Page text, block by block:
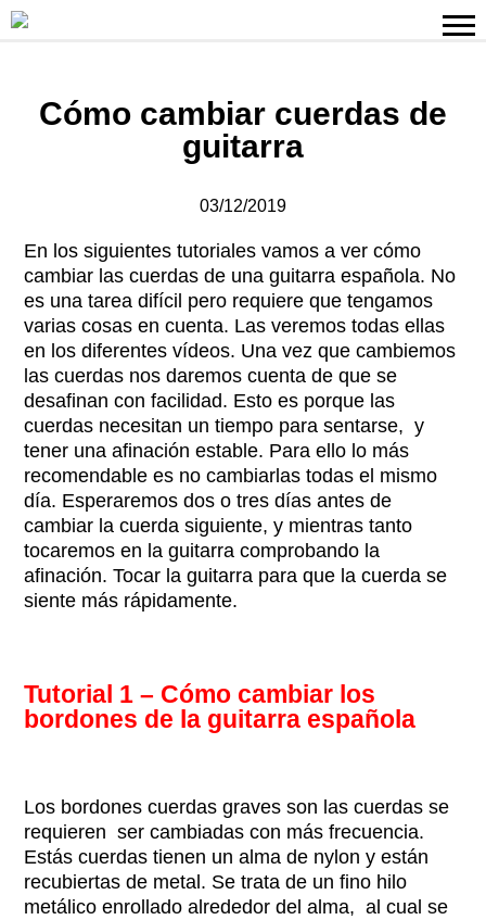
Cómo cambiar cuerdas de
guitarra
03/12/2019
En los siguientes tutoriales vamos a ver cómo
cambiar las cuerdas de una guitarra española. No
es una tarea difícil pero requiere que tengamos
varias cosas en cuenta. Las veremos todas ellas
en los diferentes vídeos. Una vez que cambiemos
las cuerdas nos daremos cuenta de que se
desafinan con facilidad. Esto es porque las
cuerdas necesitan un tiempo para sentarse, y
tener una afinación estable. Para ello lo más
recomendable es no cambiarlas todas el mismo
día. Esperaremos dos o tres días antes de
cambiar la cuerda siguiente, y mientras tanto
tocaremos en la guitarra comprobando la
afinación. Tocar la guitarra para que la cuerda se
siente más rápidamente.
Tutorial 1 – Cómo cambiar los
bordones de la guitarra española
Los bordones cuerdas graves son las cuerdas se
requieren ser cambiadas con más frecuencia.
Estás cuerdas tienen un alma de nylon y están
recubiertas de metal. Se trata de un fino hilo
metálico enrollado alrededor del alma, al cual se